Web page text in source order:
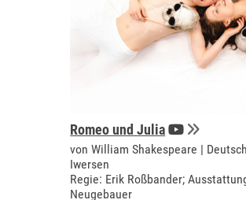
Romeo und Julia
von William Shakespeare |
Iwersen
Regie: Erik Roßbander;
Neugebauer